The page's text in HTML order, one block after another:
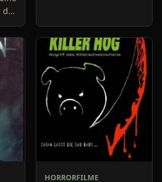
die
Megan Paige nimmt sich
des Falles an, den sie
alsbald al
HORRORFILME